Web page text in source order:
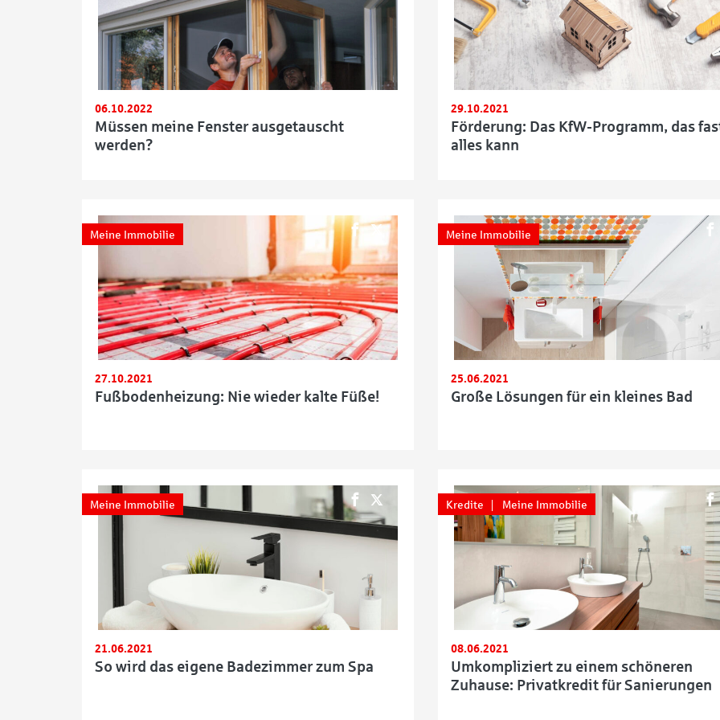
06.10.2022
Müssen meine Fenster ausgetauscht
werden?
29.10.2021
Förderung: Das KfW-Programm, das
alles kann
Meine Immobilie
27.10.2021
Fußbodenheizung: Nie wieder kalte Füße!
Meine Immobilie
25.06.2021
Große Lösungen für ein kleines Bad
Meine Immobilie
21.06.2021
So wird das eigene Badezimmer zum Spa
Kredite Meine Immobilie
08.06.2021
Umkompliziert zu einem schöneren
Zuhause: Privatkredit für Sanierungen